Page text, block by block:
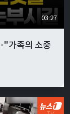
03:27
가족의 소중